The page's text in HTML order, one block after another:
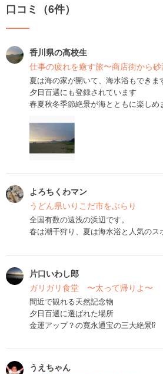
口コミ（6件）
香川県の高校生
仕事の疲れを癒す旅〜商店街から
夏は海の家が開いて、海水浴もできま
夕日百選にも登録されています
春夏秋冬季節絶景が海とともに楽しめ
よろちくわマン
うどん県いりこだ市をぶらり
全国有数の遠浅の浜辺です。
春は潮干狩り、夏は海水浴と人気のス
片口いわし郎
ガリガリ食堂 〜太って帰りよ〜
間近で観れる天然記念物
夕日百選に選ばれた場所
金運アップ？の寛永通宝の三大絶景⁉︎
うえちゃん